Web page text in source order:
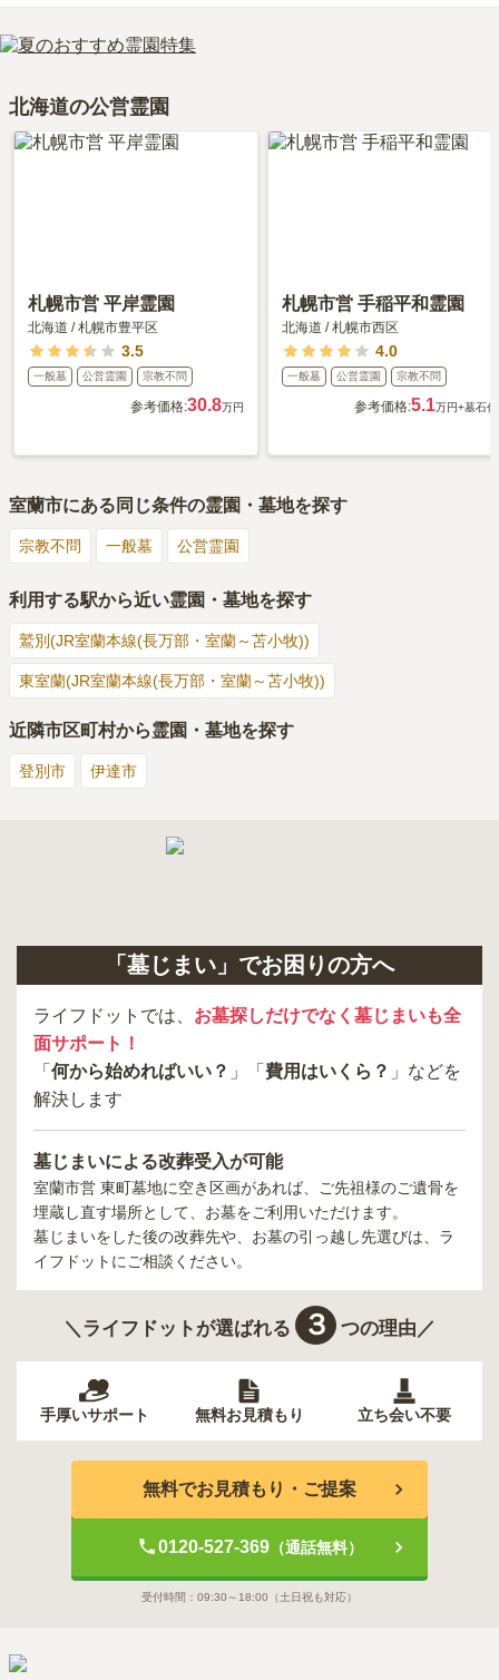
きる場所を選ぶことです。
駅」から徒歩約14分・道南バスに乗車、「舟見町バス停」下車徒歩
約4分 300m） ・道南バスに乗車、「室蘭市立病院前バス停」下車
徒歩約6分 400m） ・道南バスに乗車、「本町1バス停」下車徒歩約
500m） ・道南バスに乗車、「市役所北バス停」下車徒歩約7分
500m）です。
車の場合、道央自動車道「札幌南インター」から車で約1時間29分
室蘭市営 東町墓地の口コミはまだ投稿されておりません。
口コミはあくまで一つの目安です。資料請求や現地見学を通して、
北海道の公営霊園
札幌市営 平岸霊園
北海道 /札幌市豊平区
3.5
一般墓 公営霊園 宗教不問
参考価格:30.8万円
札幌市営 手稲平和霊園
北海道 /札幌市西区
4.0
一般墓 公営霊園 宗教不問
参考価格:5.1万円+墓石代
室蘭市にある同じ条件の霊園・墓地を探す
宗教不問 一般墓 公営霊園
利用する駅から近い霊園・墓地を探す
鷲別(JR室蘭本線(長万部・室蘭～苫小牧))
東室蘭(JR室蘭本線(長万部・室蘭～苫小牧))
近隣市区町村から霊園・墓地を探す
登別市 伊達市
「墓じまい」でお困りの方へ
ライフドットでは、 お墓探しだけでなく墓じまいも全
面サポート！
「 何から始めればいい？ 」「 費用はいくら？ 」などを
解決します
墓じまいによる改葬受入が可能
室蘭市営 東町墓地に空き区画があれば、ご先祖様のご遺骨を
埋蔵し直す場所として、お墓をご利用いただけます。
墓じまいをした後の改葬先や、お墓の引っ越し先選びは、ラ
イフドットにご相談ください。
＼ライフドットが選ばれる ３ つの理由／
手厚いサポート 無料お見積もり 立ち会い不要
無料でお見積もり・ご提案
0120-527-369（通話無料）
受付時間： 09:30～18:00 （土日祝も対応）